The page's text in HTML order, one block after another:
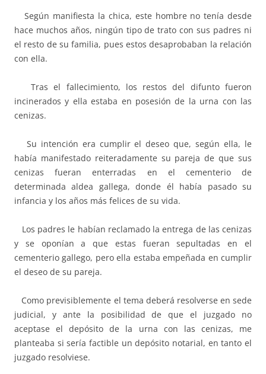
Según manifiesta la chica, este hombre no tenía desde
hace muchos años, ningún tipo de trato con sus padres ni
el resto de su familia, pues estos desaprobaban la relación
con ella.
Tras el fallecimiento, los restos del difunto fueron
incinerados y ella estaba en posesión de la urna con las
cenizas.
Su intención era cumplir el deseo que, según ella, le
había manifestado reiteradamente su pareja de que sus
cenizas fueran enterradas en el cementerio de
determinada aldea gallega, donde él había pasado su
infancia y los años más felices de su vida.
Los padres le habían reclamado la entrega de las cenizas
y se oponían a que estas fueran sepultadas en el
cementerio gallego, pero ella estaba empeñada en cumplir
el deseo de su pareja.
Como previsiblemente el tema deberá resolverse en sede
judicial, y ante la posibilidad de que el juzgado no
aceptase el depósito de la urna con las cenizas, me
planteaba si sería factible un depósito notarial, en tanto el
juzgado resolviese.